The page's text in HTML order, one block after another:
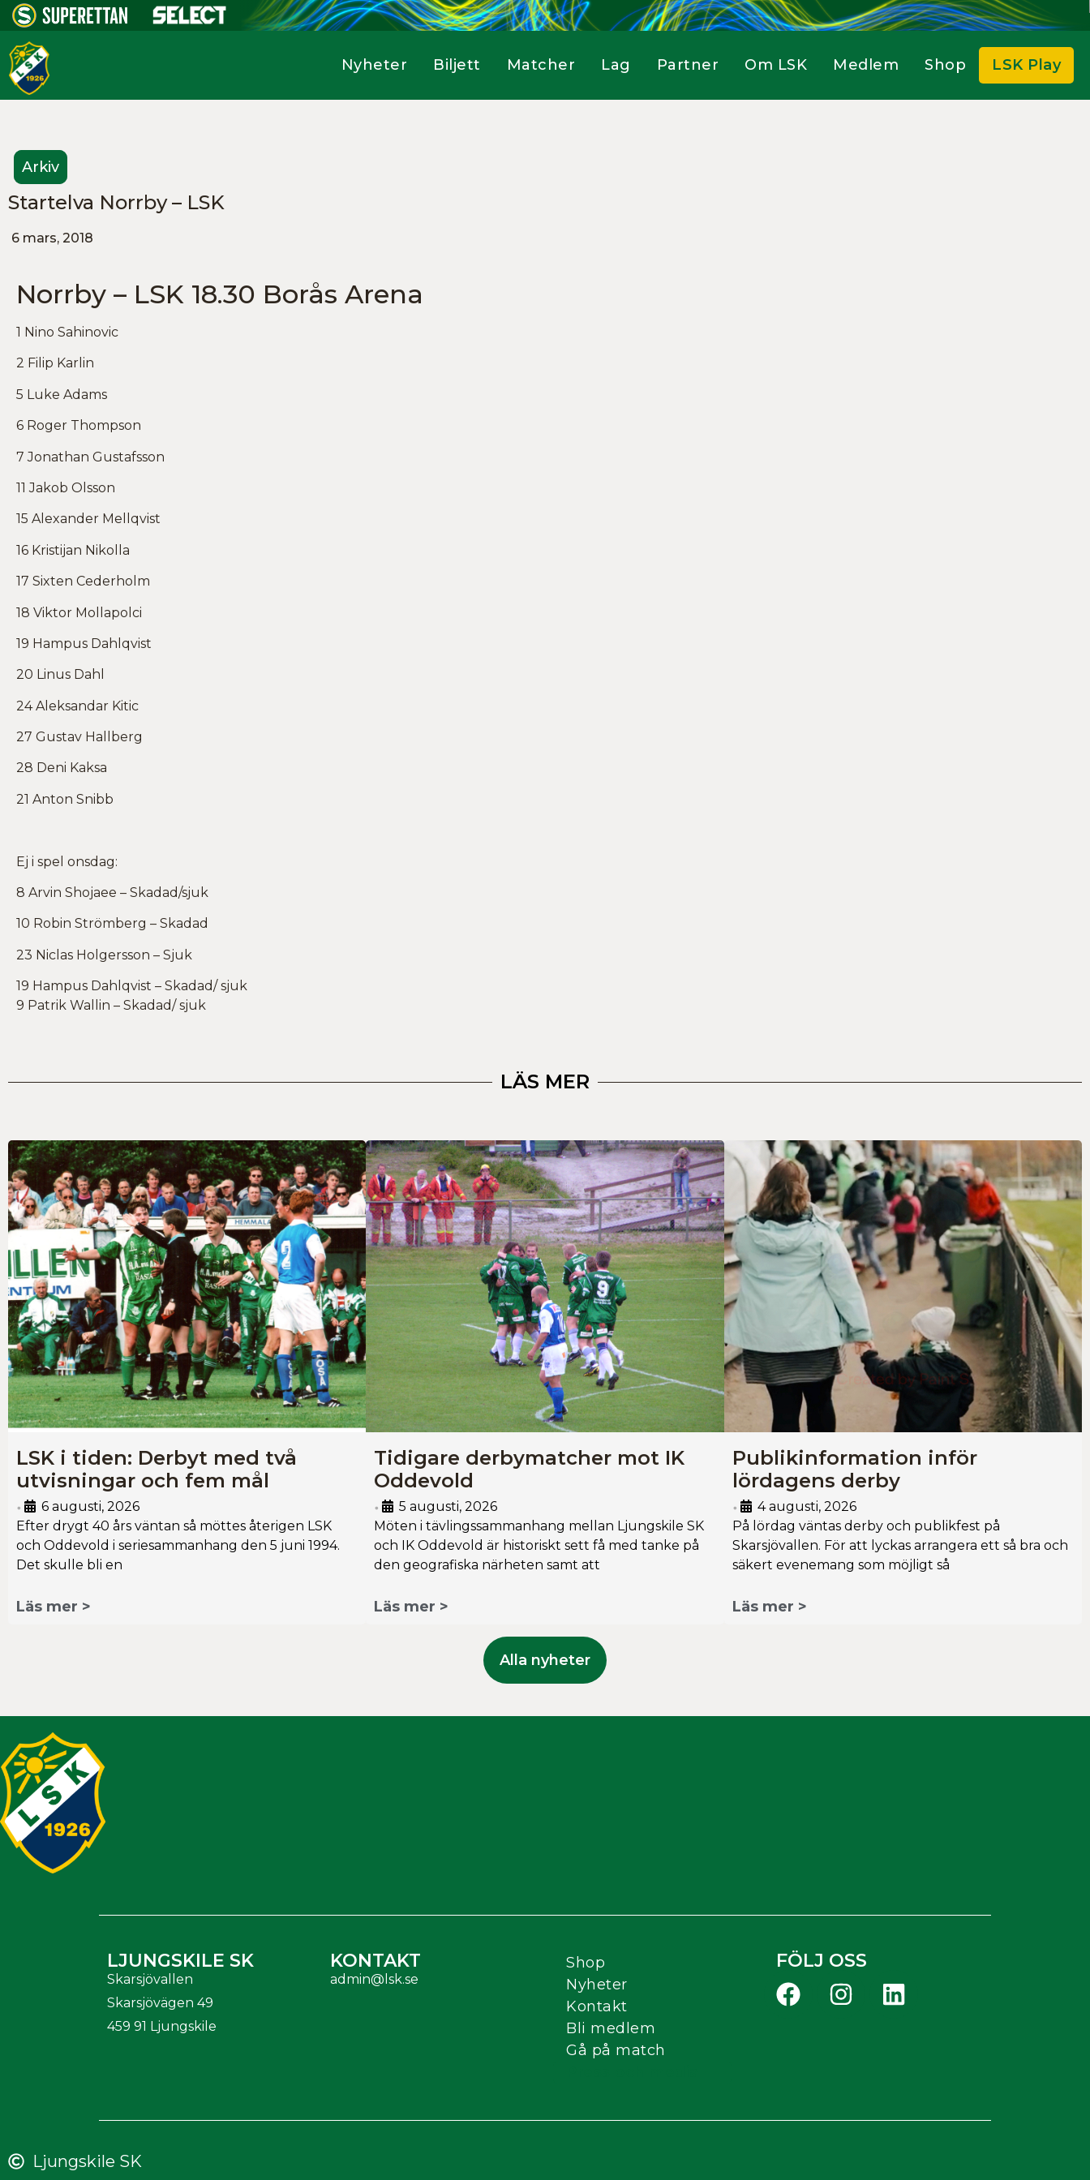
Nyheter Biljett Matcher Lag Partner Om LSK Medlem Shop LSK Play
Arkiv
Startelva Norrby – LSK
6 mars, 2018
Norrby – LSK 18.30 Borås Arena
1 Nino Sahinovic
2 Filip Karlin
5 Luke Adams
6 Roger Thompson
7 Jonathan Gustafsson
11 Jakob Olsson
15 Alexander Mellqvist
16 Kristijan Nikolla
17 Sixten Cederholm
18 Viktor Mollapolci
19 Hampus Dahlqvist
20 Linus Dahl
24 Aleksandar Kitic
27 Gustav Hallberg
28 Deni Kaksa
21 Anton Snibb
Ej i spel onsdag:
8 Arvin Shojaee – Skadad/sjuk
10 Robin Strömberg – Skadad
23 Niclas Holgersson – Sjuk
19 Hampus Dahlqvist – Skadad/ sjuk
9 Patrik Wallin – Skadad/ sjuk
LÄS MER
LSK i tiden: Derbyt med två
utvisningar och fem mål
•
6 augusti, 2026
Efter drygt 40 års väntan så möttes återigen LSK
och Oddevold i seriesammanhang den 5 juni 1994.
Det skulle bli en
Läs mer >
Tidigare derbymatcher mot IK
Oddevold
•
5 augusti, 2026
Möten i tävlingssammanhang mellan Ljungskile SK
och IK Oddevold är historiskt sett få med tanke på
den geografiska närheten samt att
Läs mer >
Publikinformation inför
lördagens derby
•
4 augusti, 2026
På lördag väntas derby och publikfest på
Skarsjövallen. För att lyckas arrangera ett så bra och
säkert evenemang som möjligt så
Läs mer >
Alla nyheter
LJUNGSKILE SK
Skarsjövallen
Skarsjövägen 49
459 91 Ljungskile
KONTAKT
admin@lsk.se
Shop
Nyheter
Kontakt
Bli medlem
Gå på match
FÖLJ OSS
Ljungskile SK